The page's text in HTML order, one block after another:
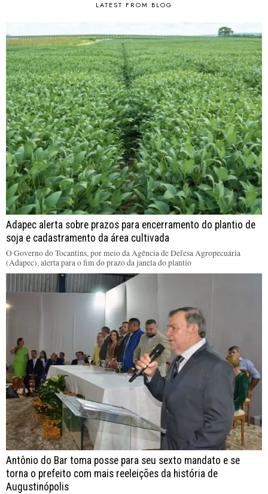
LATEST FROM BLOG
Adapec alerta sobre prazos para encerramento do plantio de
soja e cadastramento da área cultivada
O Governo do Tocantins, por meio da Agência de Defesa Agropecuária
(Adapec), alerta para o fim do prazo da janela do plantio
Antônio do Bar toma posse para seu sexto mandato e se
torna o prefeito com mais reeleições da história de
Augustinópolis